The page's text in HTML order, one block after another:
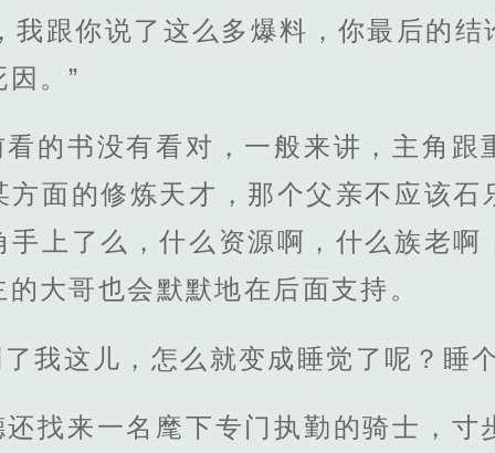
我跟你说了这么多爆料，你最后的
。”
的书没有看对，一般来讲，主角跟
方面的修炼天才，那个父亲不应该石
手上了么，什么资源啊，什么族老啊
大哥也会默默地在后面支持。
我这儿，怎么就变成睡觉了呢？睡
找来一名麾下专门执勤的骑士，寸